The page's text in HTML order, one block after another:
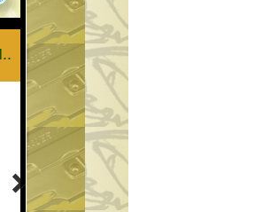
สายด่วน 062-2935416.....(เวลา